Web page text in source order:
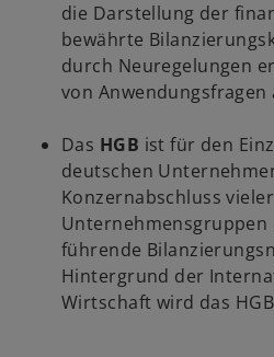
die Darstellung der
bewährte
durch Neuregelungen
von Anwendungsfragen
Das HGB ist für den
deutschen
Konzernabschluss
Unternehmensgruppen
führende
Hintergrund der
Wirtschaft wird das